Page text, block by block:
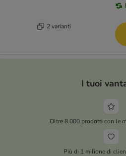
2 varianti
I tuoi
Oltre 8.000 prodotti con le
Più di 1 milione di